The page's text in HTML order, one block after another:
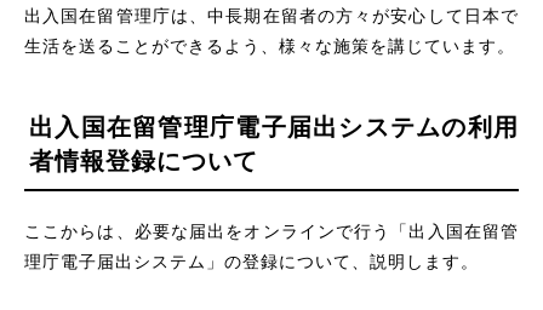
出入国在留管理庁は、中長期在留者の方々が安心して日本で
生活を送ることができるよう、様々な施策を講じています。
出入国在留管理庁電子届出システムの利用
者情報登録について
ここからは、必要な届出をオンラインで行う「出入国在留管
理庁電子届出システム」の登録について、説明します。